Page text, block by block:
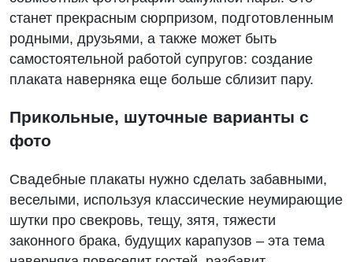
станет прекрасным сюрпризом, подготовленным
родными, друзьями, а также может быть
самостоятельной работой супругов: создание
плаката наверняка еще больше сблизит пару.
Прикольные, шуточные варианты с
фото
Свадебные плакаты нужно сделать забавными,
веселыми, используя классические неумирающие
шутки про свекровь, тещу, зятя, тяжести
законного брака, будущих карапузов – эта тема